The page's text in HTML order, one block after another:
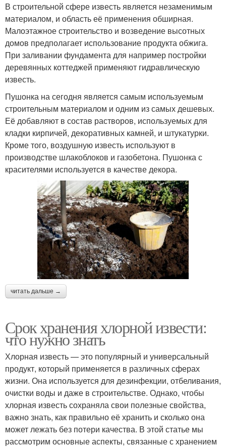
В строительной сфере известь является незаменимым
материалом, и область её применения обширная.
Малоэтажное строительство и возведение высотных
домов предполагает использование продукта обжига.
При заливании фундамента для например постройки
деревянных коттеджей применяют гидравлическую
известь.
Пушонка на сегодня является самым используемым
строительным материалом и одним из самых дешевых.
Её добавляют в состав растворов, используемых для
кладки кирпичей, декоративных камней, и штукатурки.
Кроме того, воздушную известь используют в
производстве шлакоблоков и газобетона. Пушонка с
красителями используется в качестве декора.
читать дальше →
Срок хранения хлорной извести:
что нужно знать
Хлорная известь — это популярный и универсальный
продукт, который применяется в различных сферах
жизни. Она используется для дезинфекции, отбеливания,
очистки воды и даже в строительстве. Однако, чтобы
хлорная известь сохраняла свои полезные свойства,
важно знать, как правильно её хранить и сколько она
может лежать без потери качества. В этой статье мы
рассмотрим основные аспекты, связанные с хранением